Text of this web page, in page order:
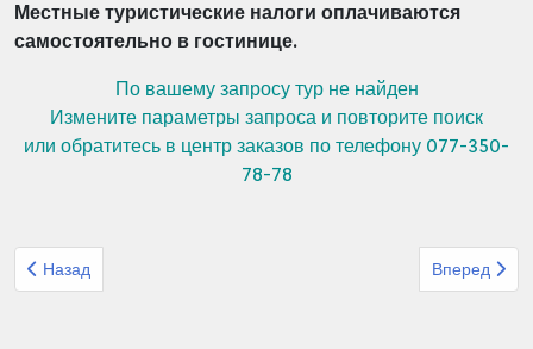
Местные туристические налоги оплачиваются
самостоятельно в гостинице.
По вашему запросу тур не найден
Измените параметры запроса и повторите поиск
или обратитесь в центр заказов по телефону 077-350-
78-78
Предыдущий: Организованный тур из Израиля Метрополь
Назад Следующий:
Вперед